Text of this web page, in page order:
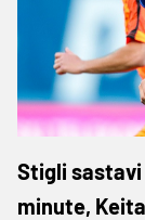
Stigli sastavi
minute,